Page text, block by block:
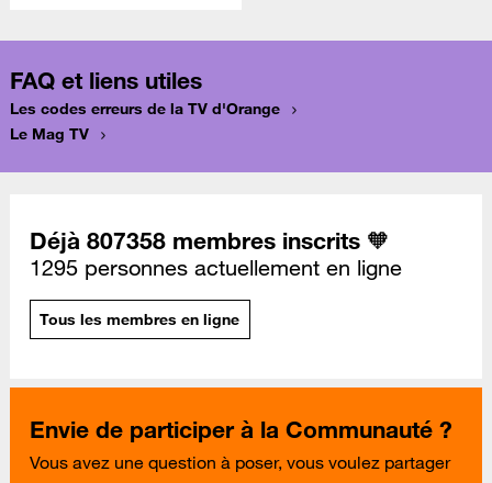
FAQ et liens utiles
Les codes erreurs de la TV d'Orange
Le Mag TV
Déjà 807358 membres inscrits 🧡
1295 personnes actuellement en ligne
Tous les membres en ligne
Envie de participer à la Communauté ?
Vous avez une question à poser, vous voulez partager